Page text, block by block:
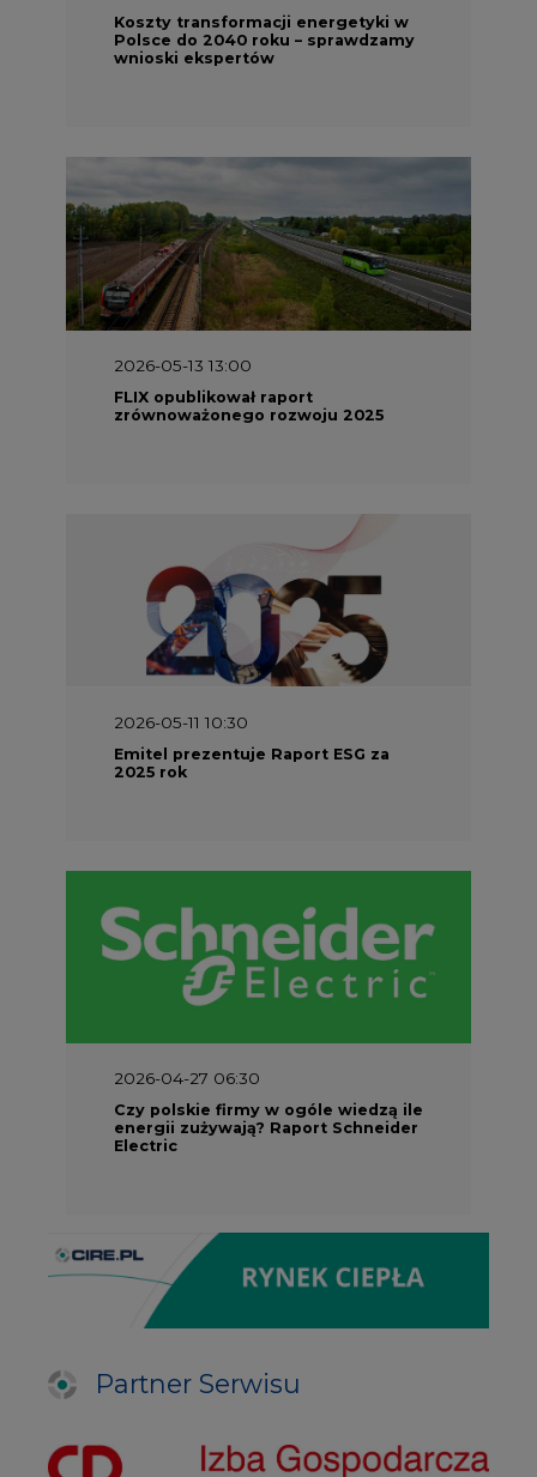
Koszty transformacji energetyki w
Polsce do 2040 roku – sprawdzamy
wnioski ekspertów
2026-05-13 13:00
FLIX opublikował raport
zrównoważonego rozwoju 2025
2026-05-11 10:30
Emitel prezentuje Raport ESG za
2025 rok
2026-04-27 06:30
Czy polskie firmy w ogóle wiedzą ile
energii zużywają? Raport Schneider
Electric
Partner Serwisu